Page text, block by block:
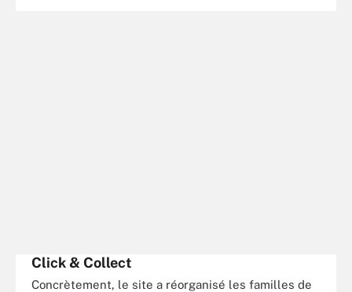
Click & Collect
Concrètement, le site a réorganisé les familles de